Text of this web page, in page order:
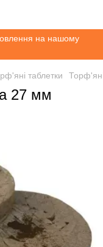
на нашому
таблетки
27 мм